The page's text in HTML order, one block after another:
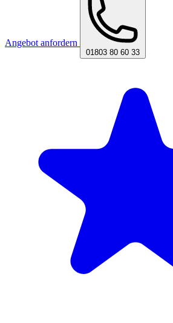
Angebot anfordern
01803 80 60 33